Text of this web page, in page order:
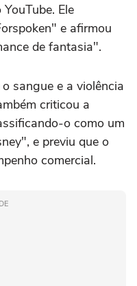
Ele
e afirmou
de fantasia".
sangue e a violência
criticou a
o como um
e previu que o
comercial.